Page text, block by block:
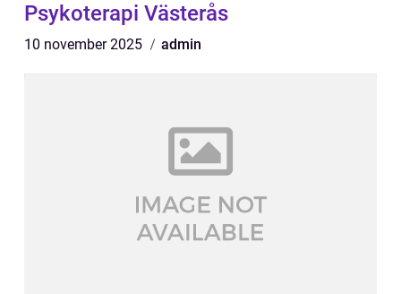
Psykoterapi Västerås
10 november 2025 admin